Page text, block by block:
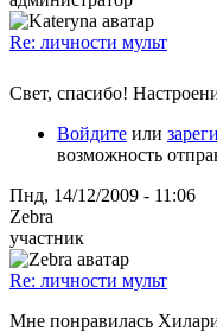
Re: личности мульт
Свет, спасибо!
Войдите или
возможность
Пнд, 14/12/2009 - 11:06
Zebra
участник
Re: личности мульт
Мне понравилась